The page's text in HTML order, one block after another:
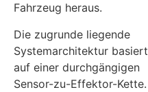
Fahrzeug heraus.
Die zugrunde liegende
Systemarchitektur basiert
auf einer durchgängigen
Sensor-zu-Effektor-Kette.